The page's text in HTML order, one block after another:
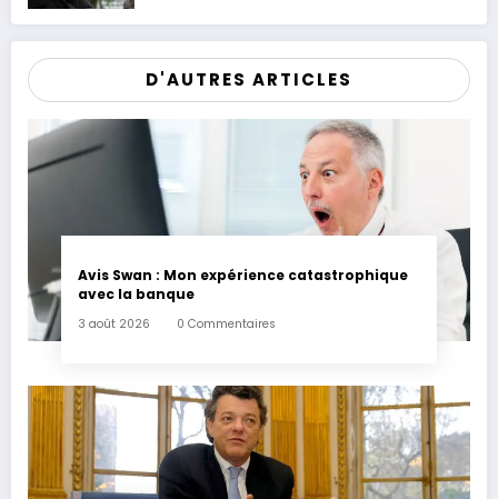
D'AUTRES ARTICLES
Avis Swan : Mon expérience catastrophique
avec la banque
3 août 2026 0 Commentaires